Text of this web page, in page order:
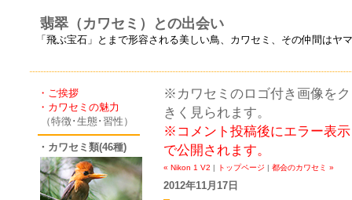
翡翠（カワセミ）との出会い
「飛ぶ宝石」とまで形容される美しい鳥、カワセミ、その仲間は
・ご挨拶
・カワセミの魅力
（特徴･生態･習性）
・カワセミ類(46種)
※カワセミのロゴ付き画像を
きく見られます。
※コメント投稿後にエラー表
で公開されます。
« Nikon 1 V2 | トップページ | 都会のカワセミ »
2012年11月17日